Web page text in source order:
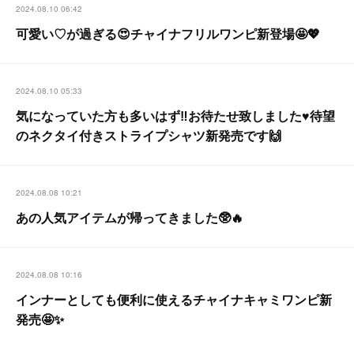
2024.08.10 06:42
可愛い♡が過ぎる😍チャイナフリルワンピ新登場🤩💖
2024.08.10 05:33
気になっていた方も多いはず‼️お待たせ致しました♥️待望
のネクタイ付きストライプシャツ新発売です🙌
2024.08.08 10:21
あの人気アイテムが帰ってきました🥸🔥
2024.08.08 10:16
インナーとしても便利に使えるチャイナキャミワンピ新
発売🤩✨